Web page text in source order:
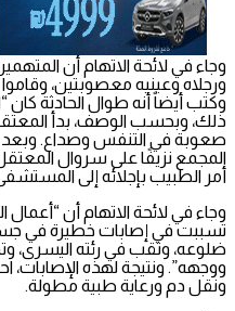
وجاء في لائحة الاتهام أن
ورجلاه وعينيه معصوبتين، وقاموا
وكتب أيضاً أنه طوال الحادثة
ذلك، وبحسب الوصف، بدأ
صعوبة في التنفس وصداع.
المجمع نزيفًا على سروال
أمر الطبيب بإجلائه إلى
وجاء في لائحة الاتهام أن
تسببت في إصابات خطيرة في
ضلوعه، وثقب في رئته اليسرى،
ووجهه”. ونتيجة لهذه الإصابات،
ونقل دم ورعاية طبية مطولة.